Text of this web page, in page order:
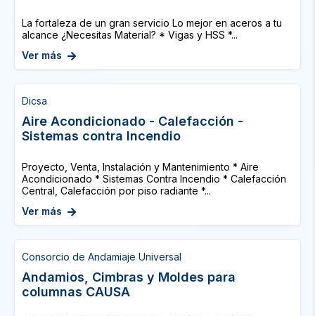
La fortaleza de un gran servicio Lo mejor en aceros a tu
alcance ¿Necesitas Material? * Vigas y HSS *...
Ver más
Dicsa
Aire Acondicionado - Calefacción -
Sistemas contra Incendio
Proyecto, Venta, Instalación y Mantenimiento * Aire
Acondicionado * Sistemas Contra Incendio * Calefacción
Central, Calefacción por piso radiante *...
Ver más
Consorcio de Andamiaje Universal
Andamios, Cimbras y Moldes para
columnas CAUSA